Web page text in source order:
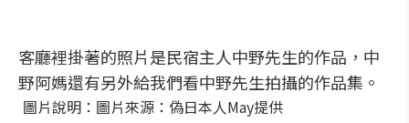
客廳裡掛著的照片是民宿主人中野先生的作品，中
野阿媽還有另外給我們看中野先生拍攝的作品集。
圖片說明：圖片來源：偽日本人May提供